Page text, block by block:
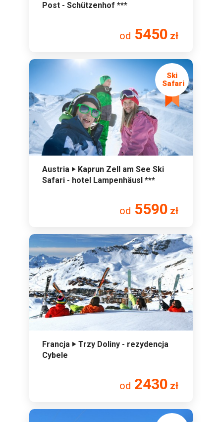
Post - Schützenhof ***
od 5450 zł
Austria ‣ Kaprun Zell am See Ski
Safari - hotel Lampenhäusl ***
od 5590 zł
Francja ‣ Trzy Doliny - rezydencja
Cybele
od 2430 zł